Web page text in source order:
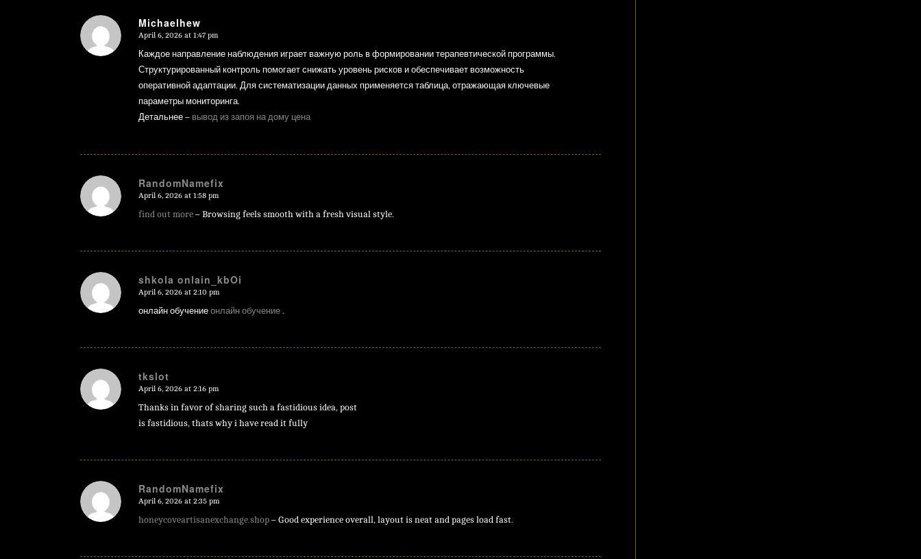
Michaelhew
says:
April 6, 2026 at 1:47 pm
Каждое направление наблюдения играет важную роль в формировании терапевтической программы.
Структурированный контроль помогает снижать уровень рисков и обеспечивает возможность
оперативной адаптации. Для систематизации данных применяется таблица, отражающая ключевые
параметры мониторинга.
Детальнее – вывод из запоя на дому цена
RandomNamefix
says:
April 6, 2026 at 1:58 pm
find out more – Browsing feels smooth with a fresh visual style.
shkola onlain_kbOi
says:
April 6, 2026 at 2:10 pm
онлайн обучениеонлайн обучение .
tkslot
says:
April 6, 2026 at 2:16 pm
Thanks in favor of sharing such a fastidious idea, post
is fastidious, thats why i have read it fully
RandomNamefix
says:
April 6, 2026 at 2:35 pm
honeycoveartisanexchange.shop – Good experience overall, layout is neat and pages load fast.